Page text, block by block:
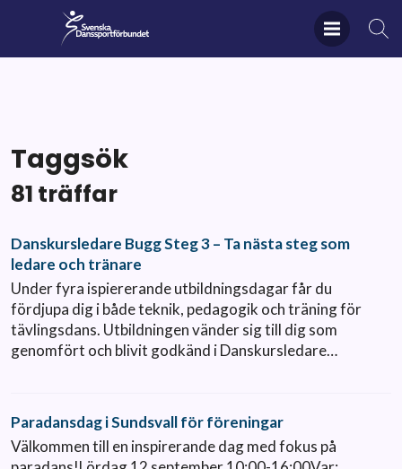
Taggsök
81 träffar
Danskursledare Bugg Steg 3 – Ta nästa steg som
ledare och tränare
Under fyra ispiererande utbildningsdagar får du
fördjupa dig i både teknik, pedagogik och träning för
tävlingsdans. Utbildningen vänder sig till dig som
genomfört och blivit godkänd i Danskursledare…
Paradansdag i Sundsvall för föreningar
Välkommen till en inspirerande dag med fokus på